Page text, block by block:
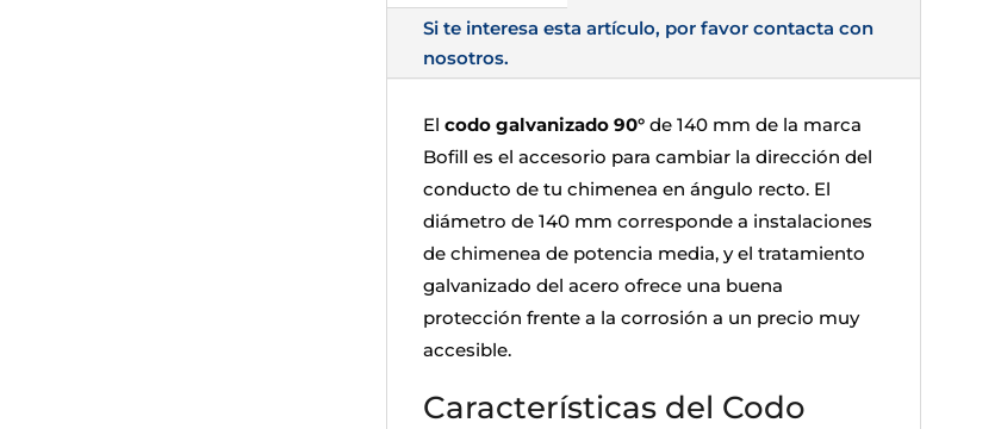
Si te interesa esta artículo, por favor contacta con
nosotros.
El codo galvanizado 90°de 140 mm de la marca
Bofill es el accesorio para cambiar la dirección del
conducto de tu chimenea en ángulo recto. El
diámetro de 140 mm corresponde a instalaciones
de chimenea de potencia media, y el tratamiento
galvanizado del acero ofrece una buena
protección frente a la corrosión a un precio muy
accesible.
Características del Codo